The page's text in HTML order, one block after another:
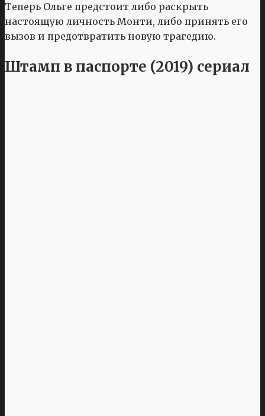
Теперь Ольге предстоит либо раскрыть
настоящую личность Монти, либо принять его
вызов и предотвратить новую трагедию.
Штамп в паспорте (2019) сериал